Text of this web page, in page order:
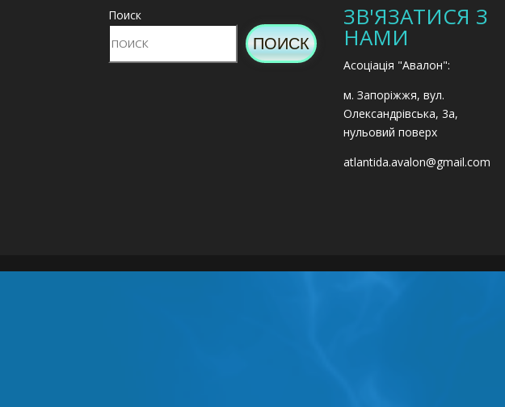
Поиск
ПОИСК
ЗВ'ЯЗАТИСЯ З
НАМИ
Асоціація "Авалон":
м. Запоріжжя, вул.
Олександрівська, 3а,
нульовий поверх
atlantida.avalon@gmail.com